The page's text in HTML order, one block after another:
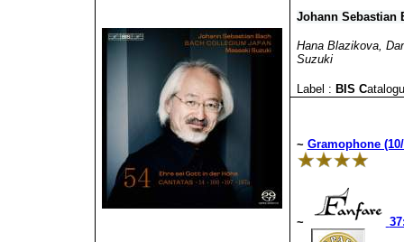
Johann Sebastian
Hana Blazikova,
Suzuki
Label : BIS C
~ Gramophone
~